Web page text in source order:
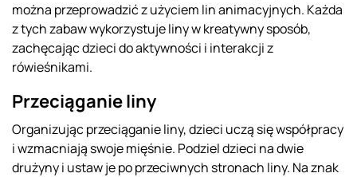
można przeprowadzić z użyciem lin animacyjnych. Każda
z tych zabaw wykorzystuje liny w kreatywny sposób,
zachęcając dzieci do aktywności i interakcji z
rówieśnikami.
Przeciąganie liny
Organizując przeciąganie liny, dzieci uczą się współpracy
i wzmacniają swoje mięśnie. Podziel dzieci na dwie
drużyny i ustaw je po przeciwnych stronach liny. Na znak